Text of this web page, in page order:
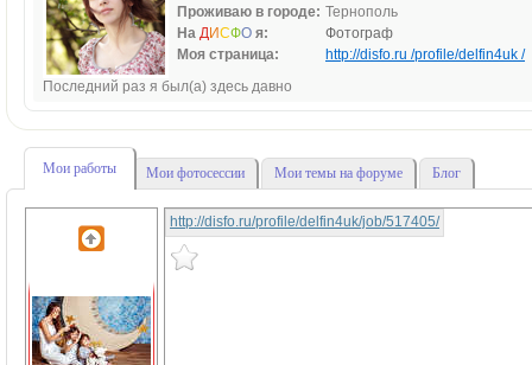
Проживаю в городе: Тернополь
На ДИСФО я:
Фотограф
Моя страница:
http://disfo.ru /profile/delfin4uk /
Последний раз я был(а) здесь давно
Мои работы Мои фотосессии Мои темы на форуме Блог
http://disfo.ru/profile/delfin4uk/job/517405/